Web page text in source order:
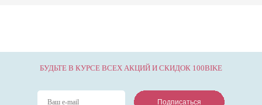
БУДЬТЕ В КУРСЕ ВСЕХ АКЦИЙ И СКИДОК 100BIKE
Подписаться
Подписаться
Подписаться